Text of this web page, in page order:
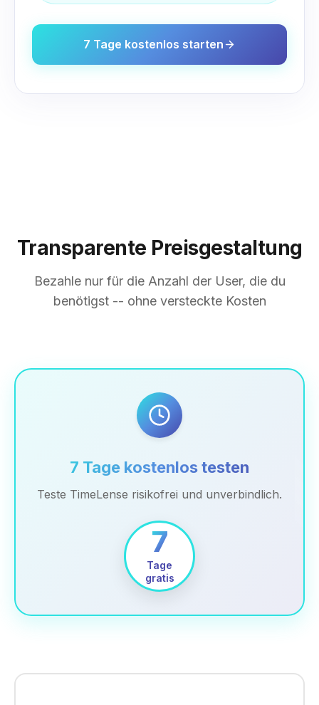
7 Tage kostenlos starten
Transparente Preisgestaltung
Bezahle nur für die Anzahl der User, die du
benötigst -- ohne versteckte Kosten
7 Tage kostenlos testen
Teste TimeLense risikofrei und unverbindlich.
7
Tage
gratis